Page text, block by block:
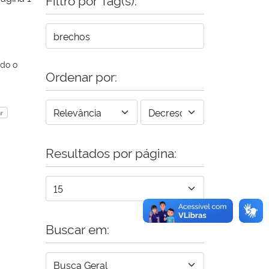
o
Ordenar por:
Resultados por página:
Buscar em: